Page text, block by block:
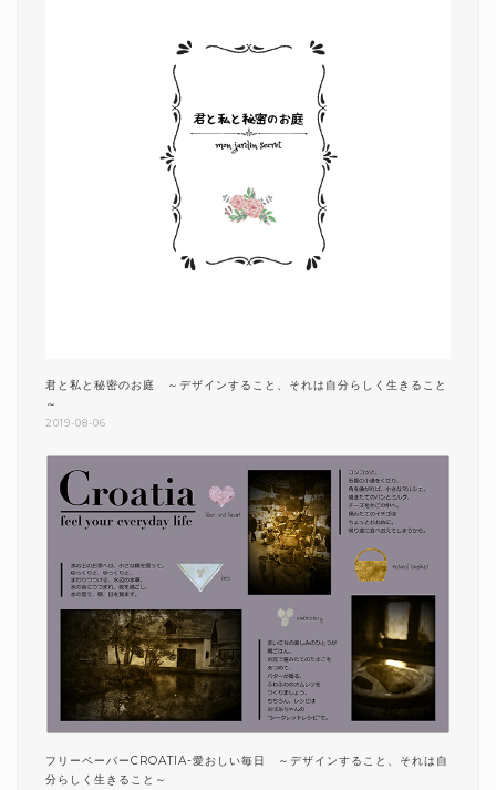
君と私と秘密のお庭 ～デザインすること、それは自分らしく生きること
～
2019-08-06
フリーペーパーCROATIA-愛おしい毎日 ～デザインすること、それは自
分らしく生きること～